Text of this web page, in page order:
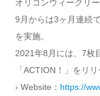
オリコンウィークリ
9月からは3ヶ月連続
を実施。
2021年8月には、7枚
「ACTION！」をリリ
› Website： https://